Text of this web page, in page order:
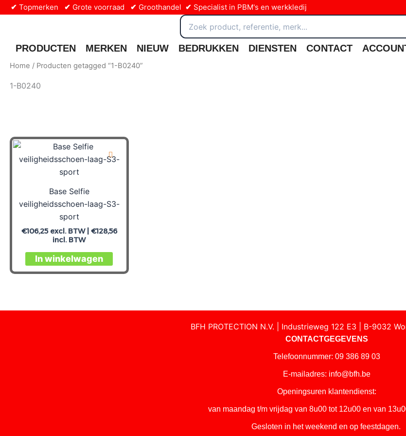
inhoud
✔ Topmerken ✔ Grote voorraad ✔ Groothandel ✔ Specialist in PBM's en werkkledij
Zoeken
naar:
PRODUCTEN MERKEN NIEUW BEDRUKKEN DIENSTEN CONTACT
Home / Producten getagged “1-B0240”
1-B0240
Base Selfie
veiligheidsschoen-laag-S3-
sport
€106,25excl. BTW | €128,56
incl. BTW
In winkelwagen
Dit
product
BFH PROTECTION N.V. | Industrieweg 122 E3 | B-9032
CONTACTGEGEVENS
Telefoonnummer: 09 386 89 03
E-mailadres: info@bfh.be
Openingsuren klantendienst:
van maandag t/m vrijdag van 8u00 tot 12u00 en van
Gesloten in het weekend en op feestdagen.